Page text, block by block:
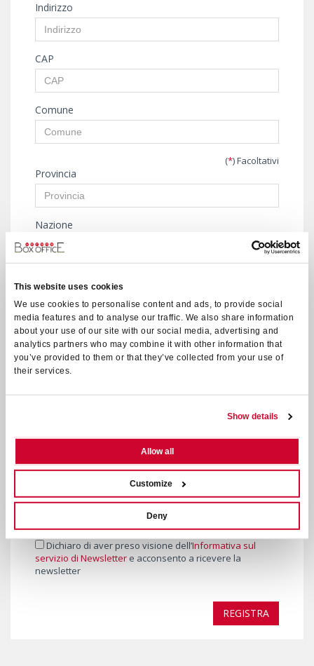
This website uses cookies
We use cookies to personalise content and ads, to provide social
media features and to analyse our traffic. We also share information
about your use of our site with our social media, advertising and
analytics partners who may combine it with other information that
you’ve provided to them or that they’ve collected from your use of
their services.
Show details
Allow all
Customize
Deny
Indirizzo
CAP
Comune
(*) Facoltativi
Provincia
Nazione
E-mail
Password
Dichiaro di avere un’età maggiore di anni 14 (cfr. art. 8
Informativa Privacy)
Dichiaro di aver preso visione dell'
Dichiaro di aver preso visione dell’Informativa sul
servizio di Newsletter e acconsento a ricevere la
newsletter
REGISTRA